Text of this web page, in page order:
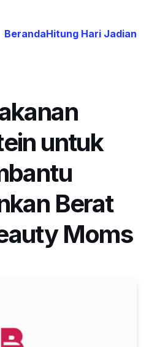
BerandaHitung Hari Jadian
untuk
Berat
Moms